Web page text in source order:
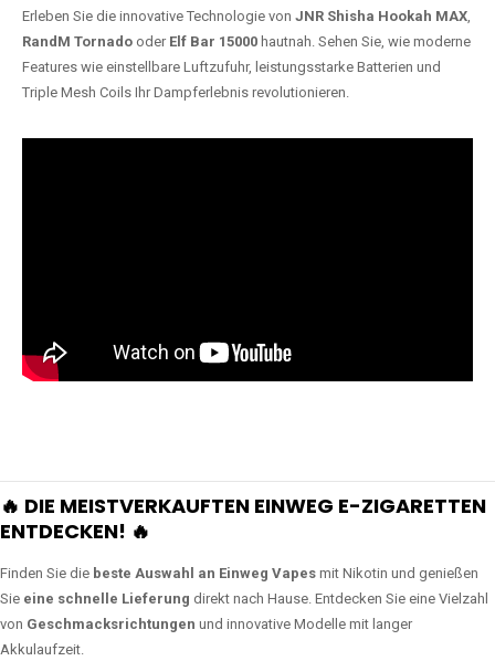
Erleben Sie die innovative Technologie von JNR Shisha Hookah MAX,
RandM Tornado oder Elf Bar 15000 hautnah. Sehen Sie, wie moderne
Features wie einstellbare Luftzufuhr, leistungsstarke Batterien und
Triple Mesh Coils Ihr Dampferlebnis revolutionieren.
🔥 DIE MEISTVERKAUFTEN EINWEG E-ZIGARETTEN
ENTDECKEN! 🔥
Finden Sie die beste Auswahl an Einweg Vapes mit Nikotin und genießen
Sie eine schnelle Lieferung direkt nach Hause. Entdecken Sie eine Vielzahl
von Geschmacksrichtungen und innovative Modelle mit langer
Akkulaufzeit.